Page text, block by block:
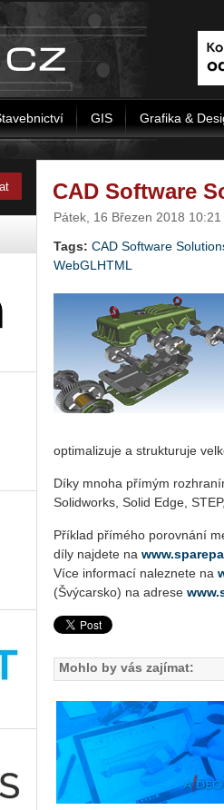
GIS Grafika &
CAD Software
Pátek, 16 Březen 2018 10:21
Tags: CAD Software
WebGLHTML
optimalizuje a strukturuje
Díky mnoha přímým
Solidworks, Solid Edge,
Příklad přímého porovnání
díly najdete na
Více informací naleznete na
(Švýcarsko) na adrese
Mohlo by vás zajímat: